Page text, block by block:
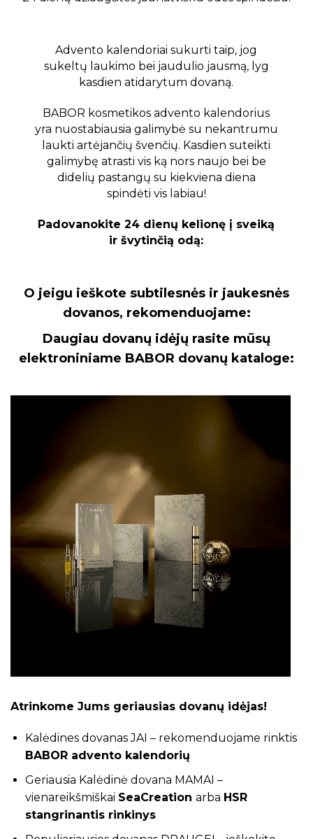
Advento kalendoriai sukurti taip, jog
sukeltų laukimo bei jaudulio jausmą, lyg
kasdien atidarytum dovaną.
BABOR kosmetikos advento kalendorius
yra nuostabiausia galimybė su nekantrumu
laukti artėjančių švenčių. Kasdien suteikti
galimybę atrasti vis ką nors naujo bei be
didelių pastangų su kiekviena diena
spindėti vis labiau!
Padovanokite 24 dienų kelionę į sveiką
ir švytinčią odą:
O jeigu ieškote subtilesnės ir jaukesnės
dovanos, rekomenduojame:
Daugiau dovanų idėjų rasite mūsų
elektroniniame BABOR dovanų kataloge:
Atrinkome Jums geriausias dovanų idėjas!
Kalėdines dovanas JAI – rekomenduojame rinktis
BABOR advento kalendorių
Geriausia Kalėdinė dovana MAMAI –
vienareikšmiškai SeaCreation arba HSR
stangrinantis rinkinys